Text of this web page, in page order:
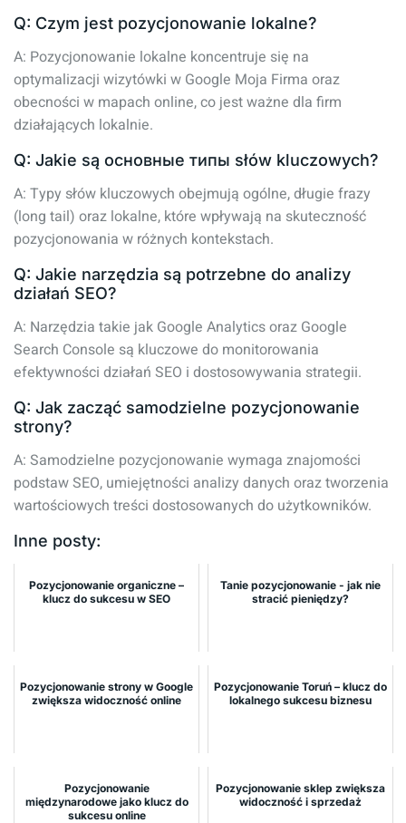
Q: Czym jest pozycjonowanie lokalne?
A: Pozycjonowanie lokalne koncentruje się na
optymalizacji wizytówki w Google Moja Firma oraz
obecności w mapach online, co jest ważne dla firm
działających lokalnie.
Q: Jakie są основные типы słów kluczowych?
A: Typy słów kluczowych obejmują ogólne, długie frazy
(long tail) oraz lokalne, które wpływają na skuteczność
pozycjonowania w różnych kontekstach.
Q: Jakie narzędzia są potrzebne do analizy
działań SEO?
A: Narzędzia takie jak Google Analytics oraz Google
Search Console są kluczowe do monitorowania
efektywności działań SEO i dostosowywania strategii.
Q: Jak zacząć samodzielne pozycjonowanie
strony?
A: Samodzielne pozycjonowanie wymaga znajomości
podstaw SEO, umiejętności analizy danych oraz tworzenia
wartościowych treści dostosowanych do użytkowników.
Inne posty:
Pozycjonowanie organiczne –
klucz do sukcesu w SEO
Tanie pozycjonowanie - jak nie
stracić pieniędzy?
Pozycjonowanie strony w Google
zwiększa widoczność online
Pozycjonowanie Toruń – klucz do
lokalnego sukcesu biznesu
Pozycjonowanie
międzynarodowe jako klucz do
sukcesu online
Pozycjonowanie sklep zwiększa
widoczność i sprzedaż